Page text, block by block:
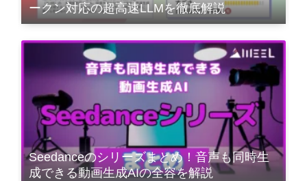
ークン対応の超高速LLMを徹底解説
Seedanceのシリーズまとめ！音声も同時生
成できる動画生成AIの全容を解説